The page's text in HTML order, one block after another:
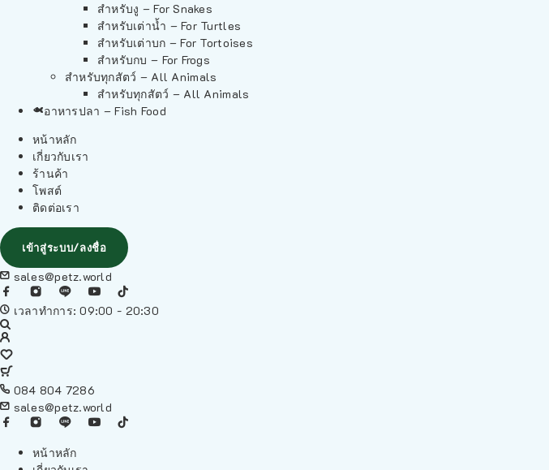
สำหรับงู – For Snakes
สำหรับเต่าน้ำ – For Turtles
สำหรับเต่าบก – For Tortoises
สำหรับกบ – For Frogs
สำหรับทุกสัตว์ – All Animals
สำหรับทุกสัตว์ – All Animals
อาหารปลา – Fish Food
หน้าหลัก
เกี่ยวกับเรา
ร้านค้า
โพสต์
ติดต่อเรา
เข้าสู่ระบบ/ลงชื่อ
sales@petz.world
เวลาทำการ: 09:00 - 20:30
084 804 7286
sales@petz.world
หน้าหลัก